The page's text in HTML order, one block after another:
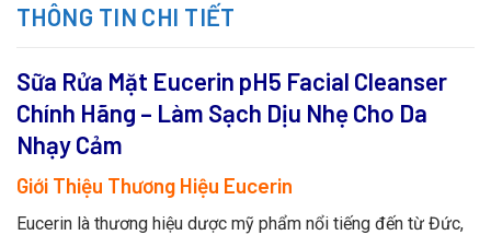
THÔNG TIN CHI TIẾT
Sữa Rửa Mặt Eucerin pH5 Facial Cleanser
Chính Hãng – Làm Sạch Dịu Nhẹ Cho Da
Nhạy Cảm
Giới Thiệu Thương Hiệu Eucerin
Eucerin là thương hiệu dược mỹ phẩm nổi tiếng đến từ Đức,